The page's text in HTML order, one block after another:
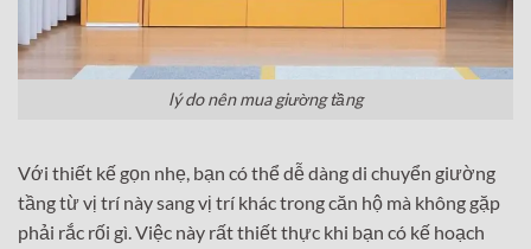
lý do nên mua giường tầng
Với thiết kế gọn nhẹ, bạn có thể dễ dàng di chuyển giường
tầng từ vị trí này sang vị trí khác trong căn hộ mà không gặp
phải rắc rối gì. Việc này rất thiết thực khi bạn có kế hoạch